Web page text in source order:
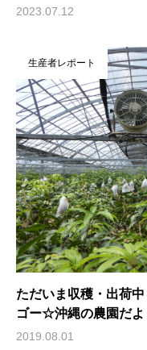
2023.07.12
ただいま収穫・出荷
ゴー☆沖縄の農園だよ
2019.08.01
生産者レポート